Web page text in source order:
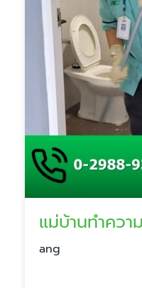
แม่บ้านทำควา
ang